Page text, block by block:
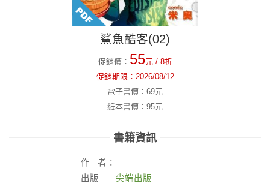
鯊魚酷客(02)
促銷價： 55元 / 8折
促銷期限： 2026/08/12
電子書價： 69元
紙本書價： 95元
書籍資訊
作
者：
出版
尖端出版